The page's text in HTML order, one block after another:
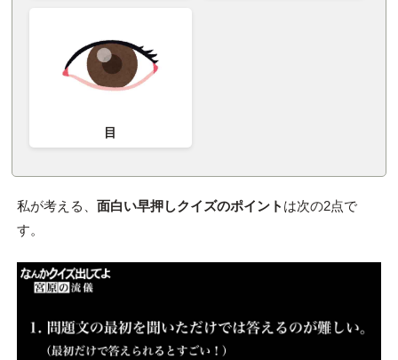
目
私が考える、 面白い早押しクイズのポイント は次の2点で
す。